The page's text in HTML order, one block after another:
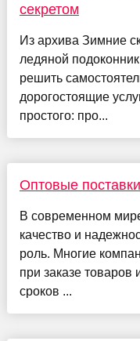
секретом
Из архива Зимние
ледяной
решить
дорогостоящие
простого: про...
Оптовые
В современном
качество и
роль. Многие
при заказе товаров
сроков ...